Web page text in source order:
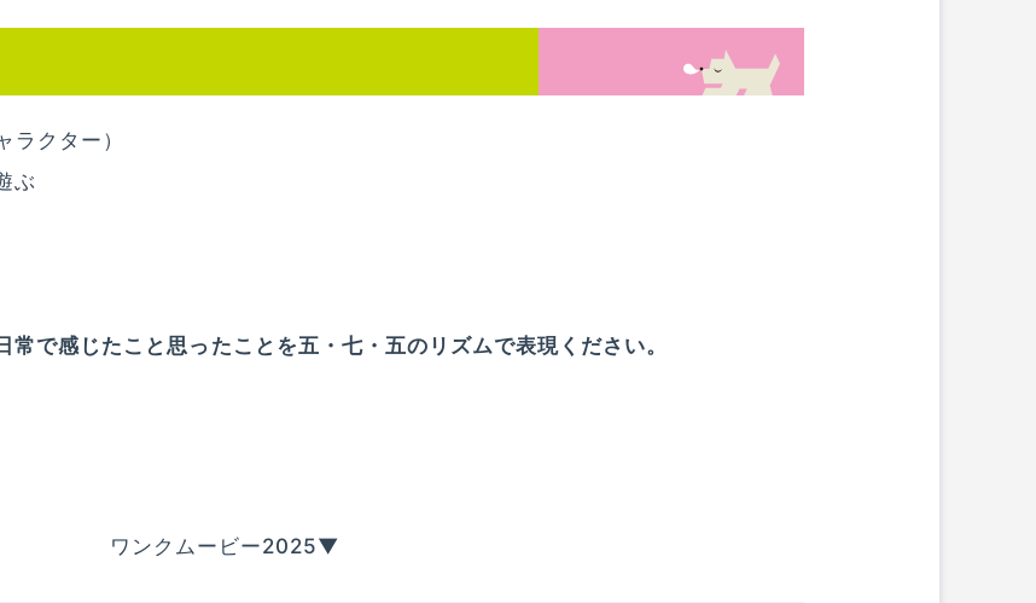
クター）
ぶ
で感じたこと思ったことを五・七・五のリズムで表現ください。
ワンクムービー2025▼